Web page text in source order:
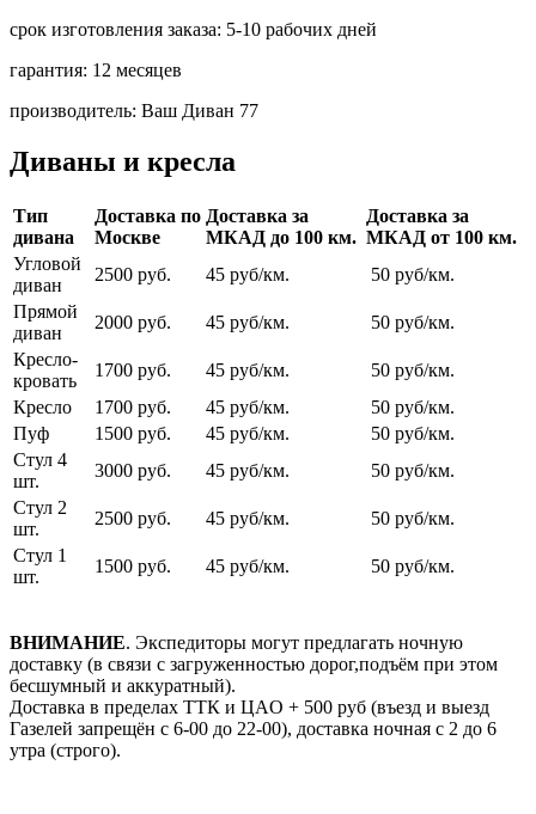
срок изготовления заказа: 5-10 рабочих дней
гарантия: 12 месяцев
производитель: Ваш Диван 77
Диваны и кресла
Тип
дивана
Доставка по
Москве
Доставка за
МКАД до 100 км.
Доставка за
МКАД от 100 км.
Угловой
диван
2500 руб. 45 руб/км.
50 руб/км.
Прямой
диван
2000 руб. 45 руб/км.
50 руб/км.
Кресло-
кровать
1700 руб. 45 руб/км.
50 руб/км.
Кресло
1700 руб. 45 руб/км.
50 руб/км.
Пуф
1500 руб. 45 руб/км.
50 руб/км.
Стул 4
шт.
3000 руб. 45 руб/км.
50 руб/км.
Стул 2
шт.
2500 руб. 45 руб/км.
50 руб/км.
Стул 1
шт.
1500 руб. 45 руб/км. 50 руб/км.
ВНИМАНИЕ. Экспедиторы могут предлагать ночную
доставку (в связи с загруженностью дорог,подъём при этом
бесшумный и аккуратный).
Доставка в пределах ТТК и ЦАO + 500 pуб (въезд и выезд
Газелей запрещён с 6-00 до 22-00), доставка ночная с 2 до 6
утра (строго).